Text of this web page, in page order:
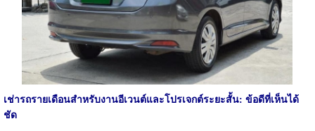
เช่ารถรายเดือนสำหรับงานอีเวนต์และโปรเจกต์ระยะสั้น: ข้อดีที่เห็นได้
ชัด